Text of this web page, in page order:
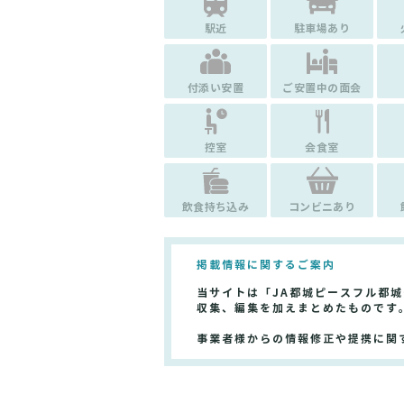
駅近 駐車場あり
付添い安置 ご安置中の面会
控室 会食室
飲食持ち込み コンビニあり
掲載情報に関するご案内
当サイトは「JA都城ピースフル都
収集、編集を加えまとめたもので
事業者様からの情報修正や提携に